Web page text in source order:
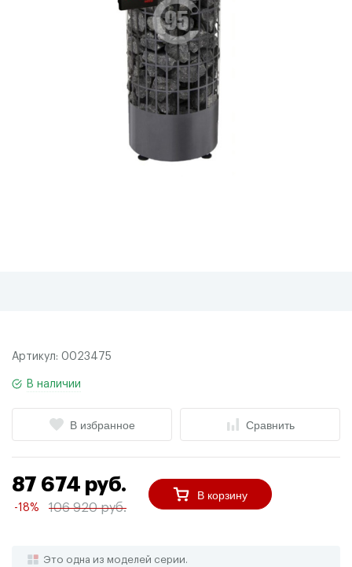
Артикул: 0023475
В наличии
В избранное Сравнить
87 674 руб.
-18% 106 920 руб.
В корзину
Это одна из моделей серии.